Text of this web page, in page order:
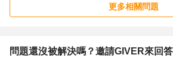
更多相關問題
問題還沒被解決嗎？邀請GIVER來回答